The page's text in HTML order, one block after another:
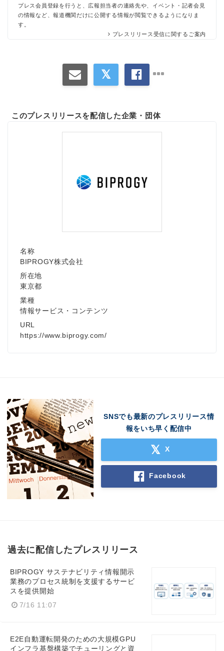
プレス会員登録を行うと、広報担当者の連絡先や、イベント・記者会見
の情報など、報道機関だけに公開する情報が閲覧できるようになりま
す。
プレスリリース受信に関するご案内
このプレスリリースを配信した企業・団体
名称
BIPROGY株式会社
所在地
東京都
業種
情報サービス・コンテンツ
URL
https://www.biprogy.com/
SNSでも最新のプレスリリース情
報をいち早く配信中
X
Facebook
過去に配信したプレスリリース
BIPROGY サステナビリティ情報開示
業務のプロセス統制を支援するサービ
スを提供開始
7/16 11:07
E2E自動運転開発のための大規模GPU
インフラ基盤構築でチューリングと資